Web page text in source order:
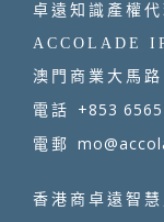
卓遠知識產權
ACCOLADE
澳門商業大馬
電話 +853
電郵
香港商卓遠智